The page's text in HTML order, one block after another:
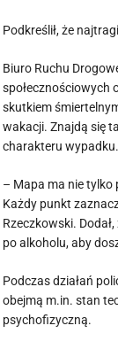
Podkreślił, że
Biuro Ruchu
społecznościowych
skutkiem
wakacji. Znajdą się
charakteru wypadku.
– Mapa ma nie
Każdy punkt
Rzeczkowski.
po alkoholu, aby
Podczas działań
obejmą m.in. stan
psychofizyczną.